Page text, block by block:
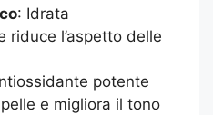
: Idrata
riduce l’aspetto delle
potente
e migliora il tono